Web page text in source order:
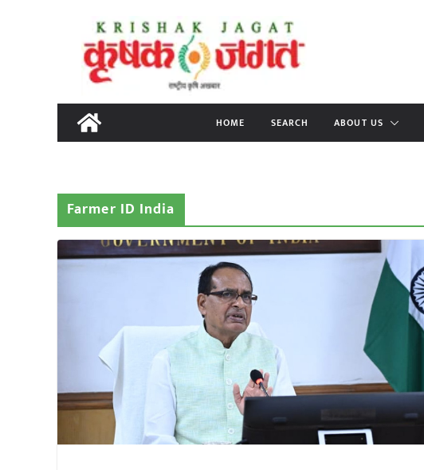
content
HOME SEARCH ABOUT US
Farmer ID India